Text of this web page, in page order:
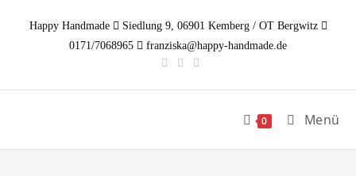
InhaltHappy Handmade
Siedlung 9, 06901 Kemberg / OT Bergwitz
0171/7068965
franziska@happy-handmade.de
0 Menü